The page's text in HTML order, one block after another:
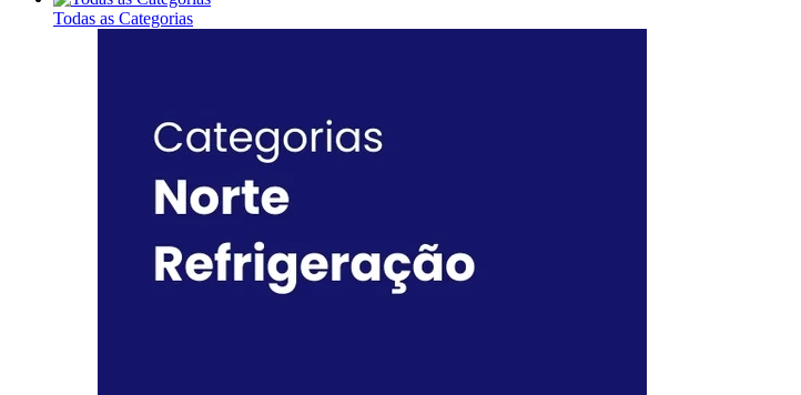
Todas as Categorias